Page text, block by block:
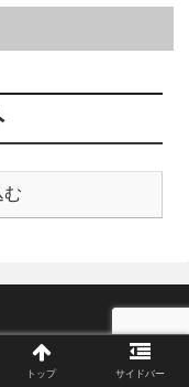
む
たってよ。.
トップ サイドバー